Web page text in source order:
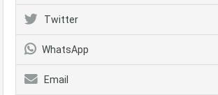
Twitter
WhatsApp
Email